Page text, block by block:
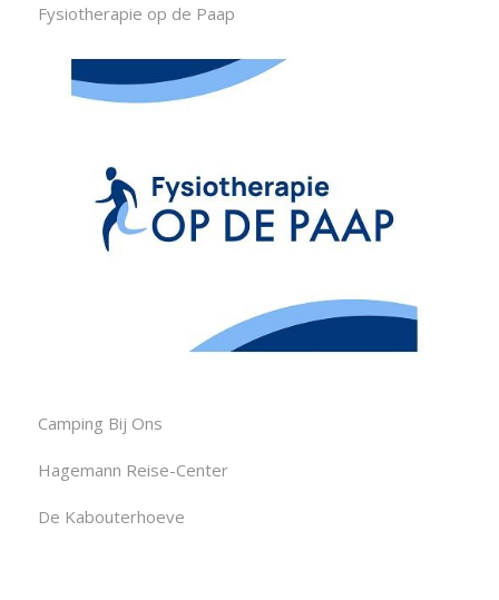
Fysiotherapie op de Paap
Camping Bij Ons
Hagemann Reise-Center
De Kabouterhoeve